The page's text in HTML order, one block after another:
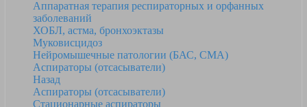
Аппаратная терапия респираторных и орфанных
заболеваний
ХОБЛ, астма, бронхоэктазы
Муковисцидоз
Нейромышечные патологии (БАС, СМА)
Аспираторы (отсасыватели)
Назад
Аспираторы (отсасыватели)
Стационарные аспираторы